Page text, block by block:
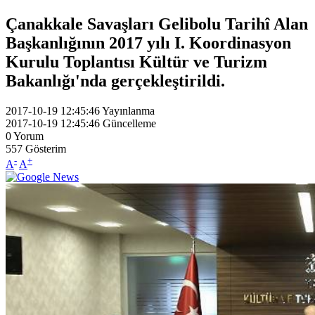
Çanakkale Savaşları Gelibolu Tarihî Alan
Başkanlığının 2017 yılı I. Koordinasyon
Kurulu Toplantısı Kültür ve Turizm
Bakanlığı'nda gerçekleştirildi.
2017-10-19 12:45:46Yayınlanma
2017-10-19 12:45:46 Güncelleme
0Yorum
557 Gösterim
A- A+